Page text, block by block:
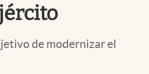
de modernizar el